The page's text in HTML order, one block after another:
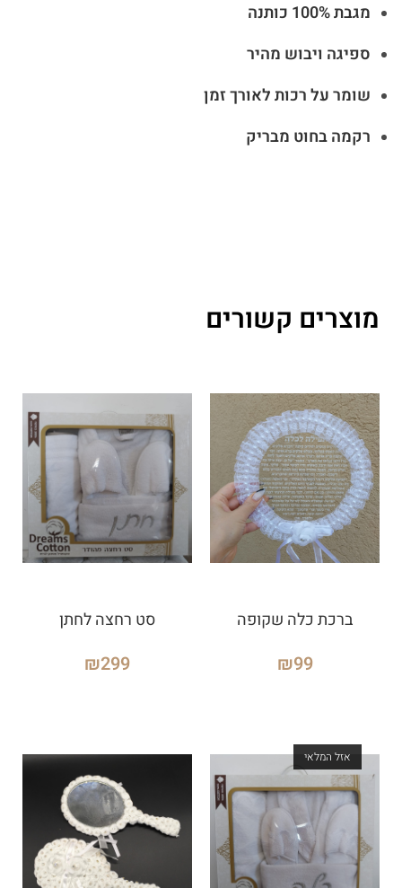
מגבת 100% כותנה
ספיגה ויבוש מהיר
שומר על רכות לאורך זמן
רקמה בחוט מבריק
מוצרים קשורים
ברכת כלה שקופה
₪99
סט רחצה לחתן
₪299
אזל המלאי